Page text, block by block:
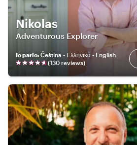
Nikolas
Adventurous Explorer
Io parlo: Čeština • Ελληνικά • English
(130 reviews)